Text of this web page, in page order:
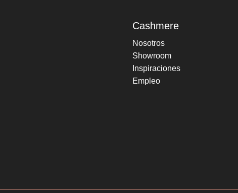
Cashmere
Nosotros
Showroom
Inspiraciones
Empleo